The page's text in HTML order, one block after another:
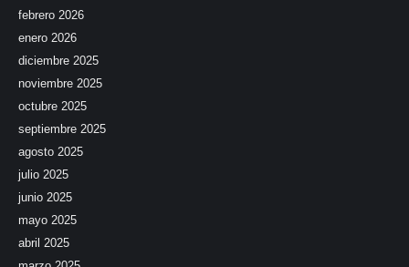
febrero 2026
enero 2026
diciembre 2025
noviembre 2025
octubre 2025
septiembre 2025
agosto 2025
julio 2025
junio 2025
mayo 2025
abril 2025